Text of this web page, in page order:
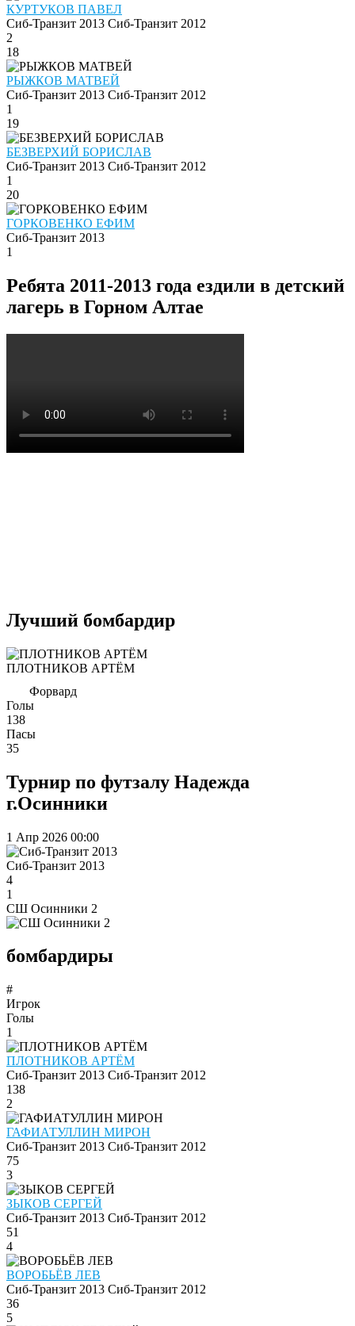
КУРТУКОВ ПАВЕЛ
Сиб-Транзит 2013 Сиб-Транзит 2012
2
18
РЫЖКОВ МАТВЕЙ
Сиб-Транзит 2013 Сиб-Транзит 2012
1
19
БЕЗВЕРХИЙ БОРИСЛАВ
Сиб-Транзит 2013 Сиб-Транзит 2012
1
20
ГОРКОВЕНКО ЕФИМ
Сиб-Транзит 2013
1
Ребята 2011-2013 года ездили в детский
лагерь в Горном Алтае
Лучший бомбардир
ПЛОТНИКОВ АРТЁМ
Форвард
Голы
138
Пасы
35
Турнир по футзалу Надежда
г.Осинники
1 Апр 2026 00:00
Сиб-Транзит 2013
4
1
СШ Осинники 2
бомбардиры
#
Игрок
Голы
1
ПЛОТНИКОВ АРТЁМ
Сиб-Транзит 2013 Сиб-Транзит 2012
138
2
ГАФИАТУЛЛИН МИРОН
Сиб-Транзит 2013 Сиб-Транзит 2012
75
3
ЗЫКОВ СЕРГЕЙ
Сиб-Транзит 2013 Сиб-Транзит 2012
51
4
ВОРОБЬЁВ ЛЕВ
Сиб-Транзит 2013 Сиб-Транзит 2012
36
5